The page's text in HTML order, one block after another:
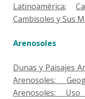
Latinoamérica;
Cambisoles y Sus
Arenosoles
Dunas y Paisajes
Arenosoles:
Arenosoles: